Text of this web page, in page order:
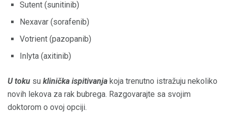
Sutent (sunitinib)
Nexavar (sorafenib)
Votrient (pazopanib)
Inlyta (axitinib)
U toku su klinička ispitivanja koja trenutno istražuju nekoliko
novih lekova za rak bubrega. Razgovarajte sa svojim
doktorom o ovoj opciji.